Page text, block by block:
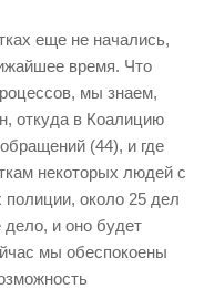
еще не начались,
время. Что
мы знаем,
откуда в Коалицию
(44), и где
некоторых людей с
около 25 дел
и оно будет
мы обеспокоены